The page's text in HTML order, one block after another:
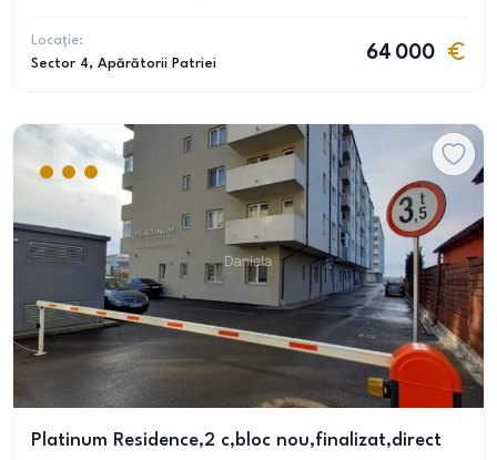
Locație:
Sector 4, Apărătorii Patriei
64 000
Platinum Residence,2 c,bloc nou,finalizat,direct